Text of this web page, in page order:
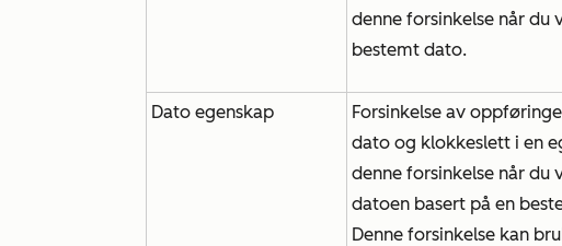
denne forsinkelse når du
bestemt dato.
Dato egenskap
Forsinkelse av
dato og klokkeslett i en
denne forsinkelse når du
datoen basert på en
Denne forsinkelse kan